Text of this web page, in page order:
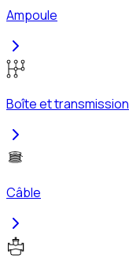
Ampoule
Boîte et transmission
Câble